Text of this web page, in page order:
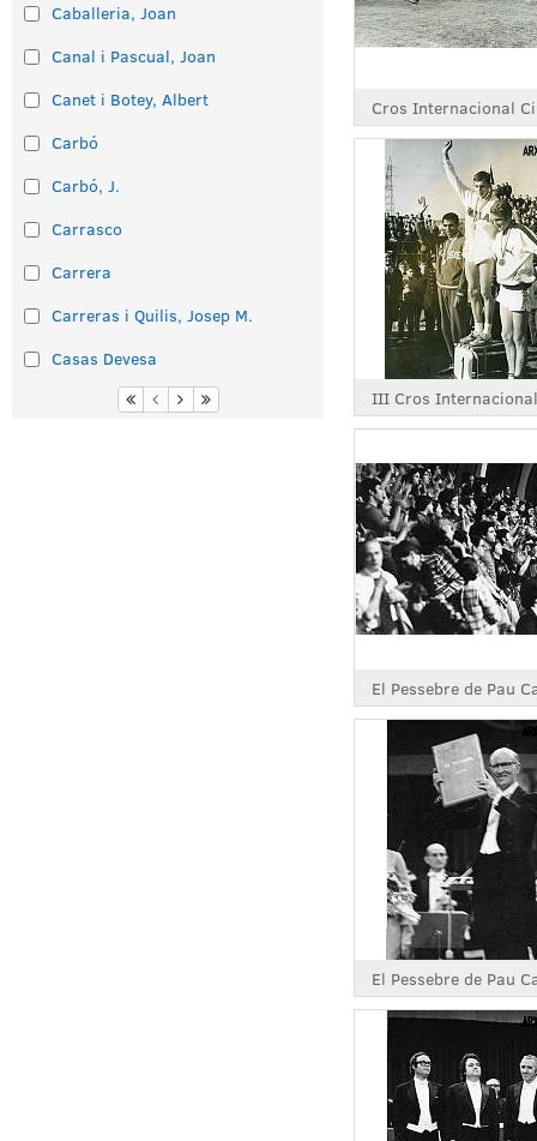
Caballeria, Joan
Canal i Pascual, Joan
Canet i Botey, Albert
Carbó
Carbó, J.
Carrasco
Carrera
Carreras i Quilis, Josep M.
Casas Devesa
El Pessebre de Pau
El Pessebre de Pau